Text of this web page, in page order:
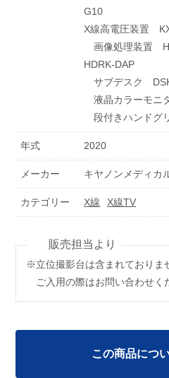
G10
X線高電圧装置
画像処理装置
HDRK-DAP
サブデスク
液晶カラーモニ
段付きハンドグ
年式 2020
メーカー キヤノンメディカ
カテゴリー X線 X線TV
※立位撮影台は含まれておりま
ご入用の際はお問い合わせく
この商品につ